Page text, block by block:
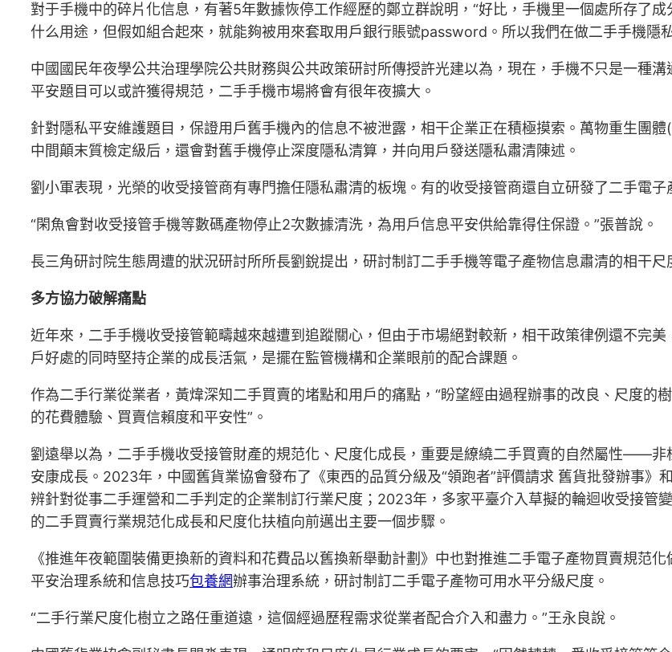
對于手機中的碎片化信息，有著5年數據恢停工作經歷的鄭立群說明，“好比，手機里一個處所存了
什么用途，但假如組合起來，就能夠被用來套取用戶銀行賬號password。所以我們在做二手手機隱
中國國民年夜學公共治理學院公共財務與公共政策研討所傳授許光建以為，現在，手機不只是一種
平安題目可以或許獲得規范，二手手機市場將會有很年夜擴大。
針對隱私平安維護題目，保證用戶舊手機內的信息不被泄露，相干企業正在積極摸索。萬物重生團
中間顛末質檢定級后，還會對舊手機停止深度隱私清算，并向用戶發送隱私肅清陳述。
劉小軍表現，光榮的收受接管商有專門擔任隱私肅清的板塊。有的收受接管商還自立研發了二手電
“閑魚會對收受接管手機等數碼產物停止2次數據清洗，為用戶信息平安供給靠得住保證。”張普說。
長三角研討院生態周遭的狀況研討所所長劉銳提出，研討制訂二手手機等電子產物信息肅清的相干
多方協力破解痛點
近年來，二手手機收受接管範疇越來越遭到追蹤關心，但由于市場絕對較新，相干政策律例還不完
戶好處的同時堅持企業的成長活氣，是擺在監管機構和企業眼前的配合課題。
作為二手行業從業者，黃煒深知二手買賣的堵點和用戶的痛點，“盼望經由過程辦事的改良、尺度的
的花費體驗、買賣信賴度和平安性”。
劉遠舉以為，二手手機收受接管財產的規范化、尺度化成長，重要是繚繞二手買賣的自然屬性——
安康成長。2023年，中國舊貨業協會發布了《東西的品質分級及“領跑者”評價請求 舊貨批發辦事
辨針對從事二手運營和二手判定的企業制訂行業尺度；2023年，多家平臺介入草擬的輪迴收受接管
的二手買賣行業規范化成長和尺度化扶植向前邁出主要一個步驟。
《推進年夜範圍裝備更換新的資料和花費品以舊換新舉動計劃》中也對推進二手電子產物買賣規范
平安治理系統和信息技巧包養網辦事治理系統，研討制訂二手電子產物可用水平分級尺度。
“二手行業尺度化樹立之路任重道遠，這個經過歷程需求從業者配合介入和盡力。”王永良說。